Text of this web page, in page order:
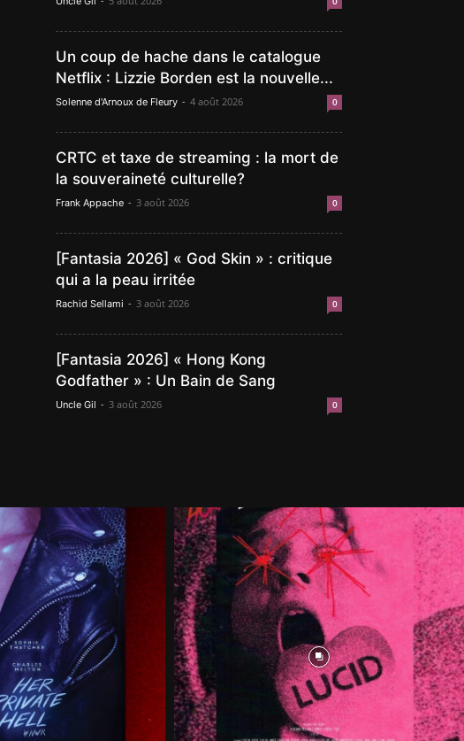
Un coup de hache dans le catalogue
Netflix : Lizzie Borden est la nouvelle...
Solenne d'Arnoux de Fleury - 4 août 2026 0
CRTC et taxe de streaming : la mort de
la souveraineté culturelle?
Frank Appache - 3 août 2026 0
[Fantasia 2026] « God Skin » : critique
qui a la peau irritée
Rachid Sellami - 3 août 2026 0
[Fantasia 2026] « Hong Kong
Godfather » : Un Bain de Sang
Uncle Gil - 3 août 2026 0